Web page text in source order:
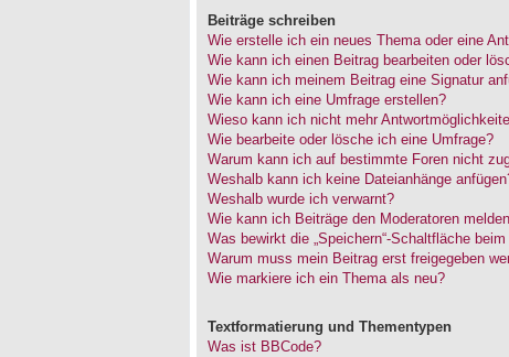
Beiträge schreiben
Wie erstelle ich ein neues Thema oder eine
Wie kann ich einen Beitrag bearbeiten oder
Wie kann ich meinem Beitrag eine Signatur
Wie kann ich eine Umfrage erstellen?
Wieso kann ich nicht mehr
Wie bearbeite oder lösche ich eine Umfrage?
Warum kann ich auf bestimmte Foren nicht
Weshalb kann ich keine Dateianhänge
Weshalb wurde ich verwarnt?
Wie kann ich Beiträge den Moderatoren
Was bewirkt die „Speichern“-Schaltfläche
Warum muss mein Beitrag erst freigegeben
Wie markiere ich ein Thema als neu?
Textformatierung und Thementypen
Was ist BBCode?